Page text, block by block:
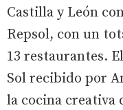
Castilla y León
Repsol, con un
13 restaurantes.
Sol recibido por
la cocina creativa